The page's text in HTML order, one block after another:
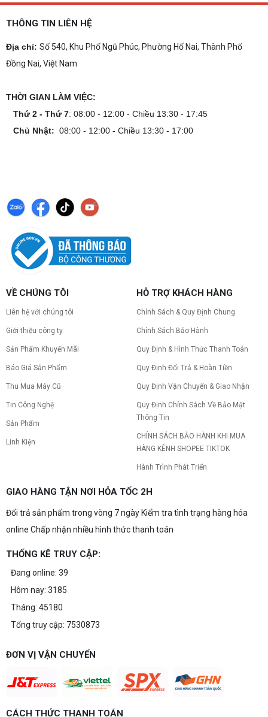
THÔNG TIN LIÊN HỆ
Địa chỉ: Số 540, Khu Phố Ngũ Phúc, Phường Hố Nai, Thành Phố
Đồng Nai, Việt Nam
THỜI GIAN LÀM VIỆC:
Thứ 2 - Thứ 7: 08:00 - 12:00 - Chiều 13:30 - 17:45
Chủ Nhật: 08:00 - 12:00 - Chiều 13:30 - 17:00
VỀ CHÚNG TÔI
Liên hệ với chúng tôi
Giới thiệu công ty
Sản Phẩm Khuyến Mãi
Báo Giá Sản Phẩm
Thu Mua Máy Cũ
Tin Công Nghệ
Sản Phẩm
Linh Kiện
HỖ TRỢ KHÁCH HÀNG
Chính Sách & Quy Định Chung
Chính Sách Bảo Hành
Quy Định & Hình Thức Thanh Toán
Quy Định Đổi Trả & Hoàn Tiền
Quy Định Vận Chuyển & Giao Nhận
Quy Định Chính Sách Về Bảo Mật
Thông Tin
CHÍNH SÁCH BẢO HÀNH KHI MUA
HÀNG KÊNH SHOPEE TIKTOK
Hành Trình Phát Triển
GIAO HÀNG TẬN NƠI HỎA TỐC 2H
Đổi trả sản phẩm trong vòng 7 ngày Kiểm tra tình trạng hàng hóa
online Chấp nhận nhiều hình thức thanh toán
THỐNG KÊ TRUY CẬP:
Đang online: 39
Hôm nay: 3185
Tháng: 45180
Tổng truy cập: 7530873
ĐƠN VỊ VẬN CHUYỂN
CÁCH THỨC THANH TOÁN